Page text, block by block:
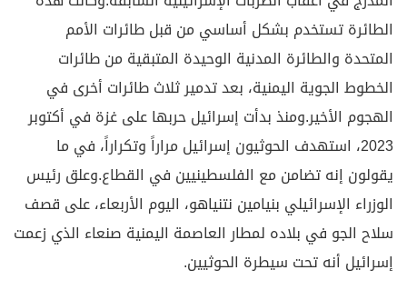
الطائرة تستخدم بشكل أساسي من قبل طائرات الأمم
المتحدة والطائرة المدنية الوحيدة المتبقية من طائرات
الخطوط الجوية اليمنية، بعد تدمير ثلاث طائرات أخرى في
الهجوم الأخير.ومنذ بدأت إسرائيل حربها على غزة في أكتوبر
2023، استهدف الحوثيون إسرائيل مراراً وتكراراً، في ما
يقولون إنه تضامن مع الفلسطينيين في القطاع.وعلق رئيس
الوزراء الإسرائيلي بنيامين نتنياهو، اليوم الأربعاء، على قصف
سلاح الجو في بلاده لمطار العاصمة اليمنية صنعاء الذي زعمت
إسرائيل أنه تحت سيطرة الحوثيين.